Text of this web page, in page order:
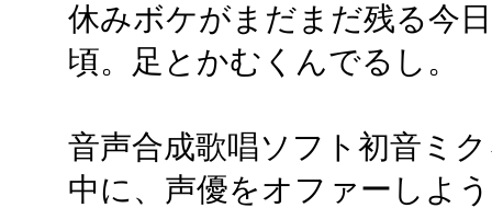
休みボケがまだまだ残る今
頃。足とかむくんでるし。
音声合成歌唱ソフト初音ミ
中に、声優をオファーしよ